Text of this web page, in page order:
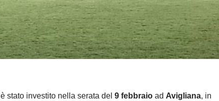
è stato investito nella serata del 9 febbraio ad Avigliana, in